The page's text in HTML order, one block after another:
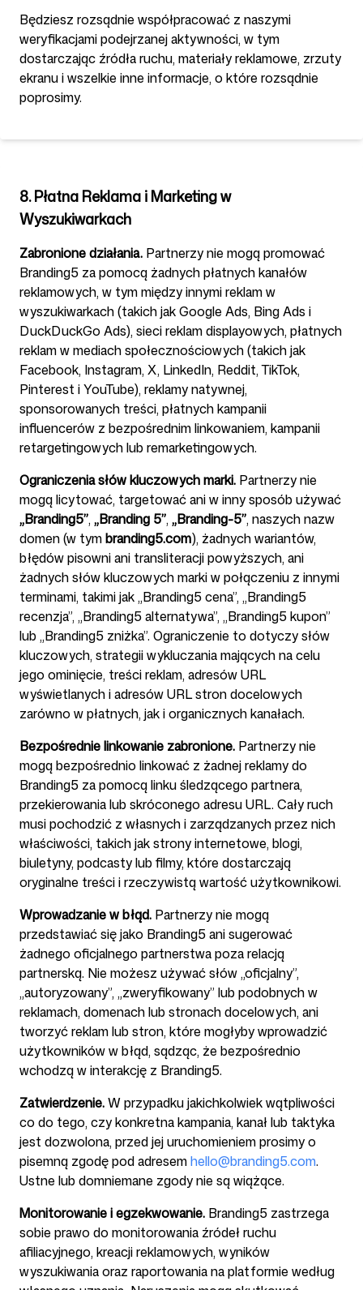
Będziesz rozsądnie współpracować z naszymi
weryfikacjami podejrzanej aktywności, w tym
dostarczając źródła ruchu, materiały reklamowe, zrzuty
ekranu i wszelkie inne informacje, o które rozsądnie
poprosimy.
8. Płatna Reklama i Marketing w
Wyszukiwarkach
Zabronione działania. Partnerzy nie mogą promować
Branding5 za pomocą żadnych płatnych kanałów
reklamowych, w tym między innymi reklam w
wyszukiwarkach (takich jak Google Ads, Bing Ads i
DuckDuckGo Ads), sieci reklam displayowych, płatnych
reklam w mediach społecznościowych (takich jak
Facebook, Instagram, X, LinkedIn, Reddit, TikTok,
Pinterest i YouTube), reklamy natywnej,
sponsorowanych treści, płatnych kampanii
influencerów z bezpośrednim linkowaniem, kampanii
retargetingowych lub remarketingowych.
Ograniczenia słów kluczowych marki. Partnerzy nie
mogą licytować, targetować ani w inny sposób używać
„Branding5”, „Branding 5”, „Branding-5”, naszych nazw
domen (w tymbranding5.com), żadnych wariantów,
błędów pisowni ani transliteracji powyższych, ani
żadnych słów kluczowych marki w połączeniu z innymi
terminami, takimi jak „Branding5 cena”, „Branding5
recenzja”, „Branding5 alternatywa”, „Branding5 kupon”
lub „Branding5 zniżka”. Ograniczenie to dotyczy słów
kluczowych, strategii wykluczania mających na celu
jego ominięcie, treści reklam, adresów URL
wyświetlanych i adresów URL stron docelowych
zarówno w płatnych, jak i organicznych kanałach.
Bezpośrednie linkowanie zabronione. Partnerzy nie
mogą bezpośrednio linkować z żadnej reklamy do
Branding5 za pomocą linku śledzącego partnera,
przekierowania lub skróconego adresu URL. Cały ruch
musi pochodzić z własnych i zarządzanych przez nich
właściwości, takich jak strony internetowe, blogi,
biuletyny, podcasty lub filmy, które dostarczają
oryginalne treści i rzeczywistą wartość użytkownikowi.
Wprowadzanie w błąd. Partnerzy nie mogą
przedstawiać się jako Branding5 ani sugerować
żadnego oficjalnego partnerstwa poza relacją
partnerską. Nie możesz używać słów „oficjalny”,
„autoryzowany”, „zweryfikowany” lub podobnych w
reklamach, domenach lub stronach docelowych, ani
tworzyć reklam lub stron, które mogłyby wprowadzić
użytkowników w błąd, sądząc, że bezpośrednio
wchodzą w interakcję z Branding5.
Zatwierdzenie.W przypadku jakichkolwiek wątpliwości
co do tego, czy konkretna kampania, kanał lub taktyka
jest dozwolona, przed jej uruchomieniem prosimy o
pisemną zgodę pod adresemhello@branding5.com.
Ustne lub domniemane zgody nie są wiążące.
Monitorowanie i egzekwowanie. Branding5 zastrzega
sobie prawo do monitorowania źródeł ruchu
afiliacyjnego, kreacji reklamowych, wyników
wyszukiwania oraz raportowania na platformie według